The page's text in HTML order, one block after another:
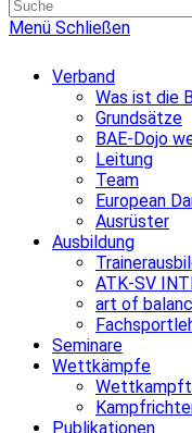
Menü Schließen
Verband
Was ist die
Grundsätze
BAE-Dojo
Leitung
Team
European
Ausrüster
Ausbildung
ATK-SV
art of
Seminare
Wettkämpfe
Publikationen